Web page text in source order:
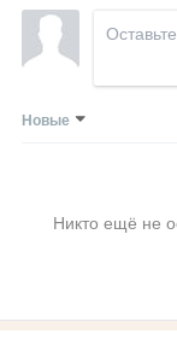
Новые
Никто ещё не